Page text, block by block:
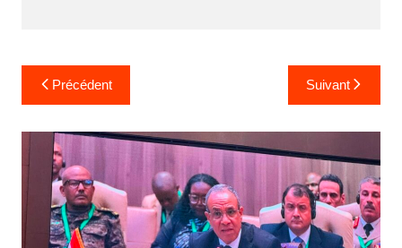
Navigation
de
l’article
Précédent Suivant